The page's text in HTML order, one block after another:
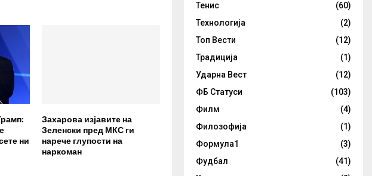
ни
Захарова изјавите на
Зеленски пред МКС ги
нарече глупости на
наркоман
Тенис
(60)
Технологија
(2)
Топ Вести
(12)
Традиција
(1)
Ударна Вест
(12)
ФБ Статуси
(103)
Филм
(4)
Филозофија
(1)
Формула1
(3)
Фудбал
(41)